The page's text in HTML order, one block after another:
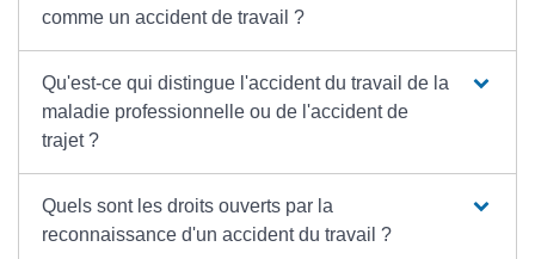
comme un accident de travail ?
Qu'est-ce qui distingue l'accident du travail de la
maladie professionnelle ou de l'accident de
trajet ?
Quels sont les droits ouverts par la
reconnaissance d'un accident du travail ?